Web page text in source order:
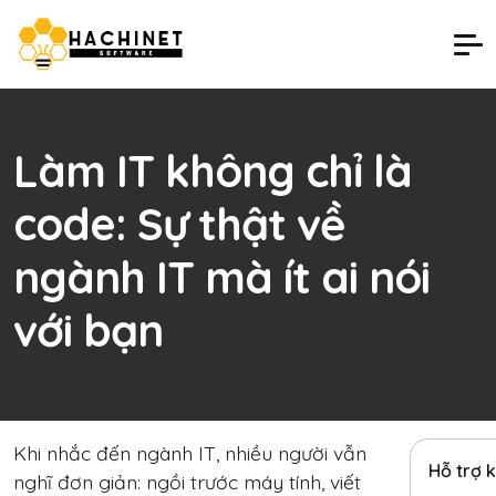
Làm IT không chỉ là
code: Sự thật về
ngành IT mà ít ai nói
với bạn
Khi nhắc đến ngành IT, nhiều người vẫn
nghĩ đơn giản: ngồi trước máy tính, viết
Hỗ trợ